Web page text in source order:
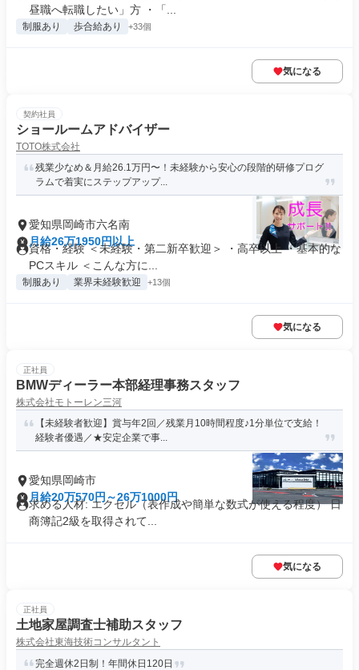
昼職へ転職したい」方 ・「...
制服あり 歩合給あり +33個
気になる
契約社員
ショールームアドバイザー
TOTO株式会社
残業少なめ＆月給26.1万円〜！未経験から安心の段階的研修プログ
ラムで着実にステップアップ...
愛知県岡崎市六名南
月給26万1950円以上
資格・経験 ＜未経験・第二新卒歓迎＞ ・高卒以上 ・基本的な
PCスキル ＜こんな方に...
制服あり 業界未経験歓迎 +13個
気になる
正社員
BMWディーラー本部経理事務スタッフ
株式会社モトーレン三河
【未経験者歓迎】賞与年2回／残業月10時間程度♪1分単位で支給！
経験者優遇／★安定企業で事...
愛知県岡崎市
月給20万570円～26万1000円
求める人材: エクセル（表作成や簡単な数式が使える程度） 日
商簿記2級を取得されて...
気になる
正社員
土地家屋調査士補助スタッフ
株式会社東海技術コンサルタント
完全週休2日制！年間休日120日